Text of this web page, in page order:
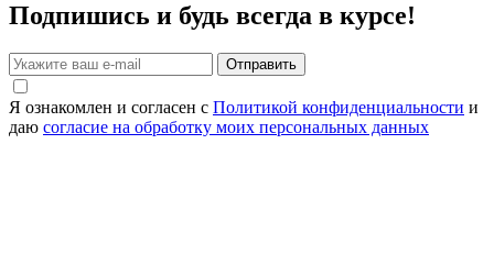
Подпишись и будь всегда в курсе!
Отправить
Я ознакомлен и согласен с Политикой конфиденциальности и
даю согласие на обработку моих персональных данных